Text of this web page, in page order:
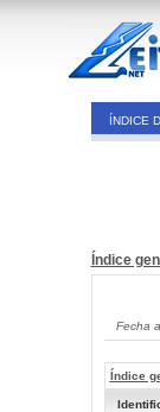
ÍNDICE
Índice
Fecha
Índice